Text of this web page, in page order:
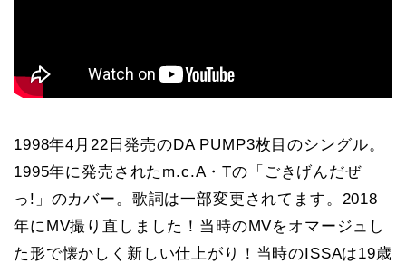
1998年4月22日発売のDA PUMP3枚目のシングル。
1995年に発売されたm.c.A・Tの「ごきげんだぜ
っ!」のカバー。歌詞は一部変更されてます。2018
年にMV撮り直しました！当時のMVをオマージュし
た形で懐かしく新しい仕上がり！当時のISSAは19歳